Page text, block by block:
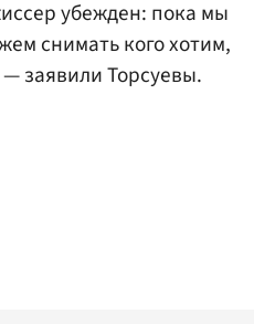
убежден: пока мы
снимать кого хотим,
заявили Торсуевы.